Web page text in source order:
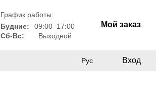
График работы:
Будние:
09:00–17:00
Сб-Вс:
Выходной
Мой заказ
Рус Вход